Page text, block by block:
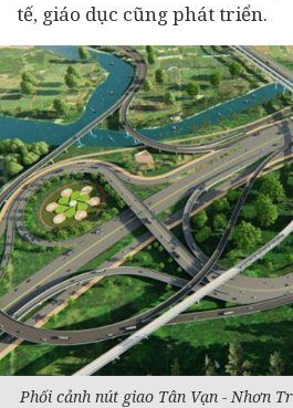
tế, giáo dục cũng phát triển.
Phối cảnh nút giao Tân Vạn - Nhơn